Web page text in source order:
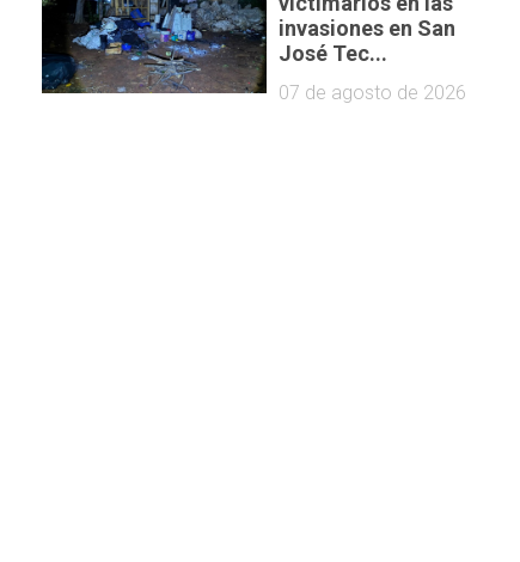
invasiones en San
José Tec...
07 de agosto de 2026